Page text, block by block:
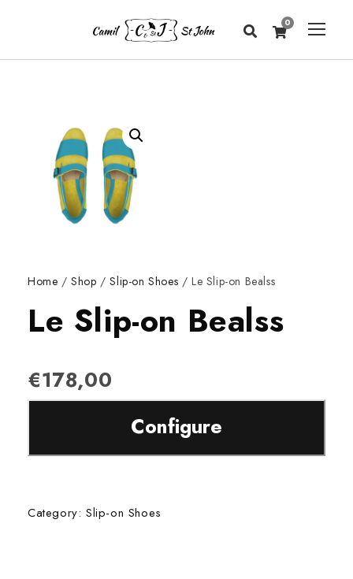
0
Home /Shop /Slip-on Shoes / Le Slip-on Bealss
Le Slip-on Bealss
€178,00
r
s
Configure
Category: Slip-on Shoes